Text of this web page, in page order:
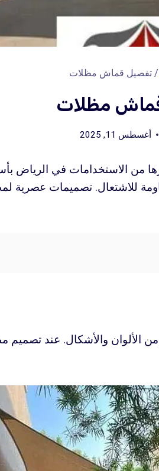
/ تفصيل قماش مظلات
مظلات
أغسطس 11, 2025
من الاستخدامات في الرياض
للاشتعال. تصميمات عصرية
الألوان والأشكال. عند تصميم